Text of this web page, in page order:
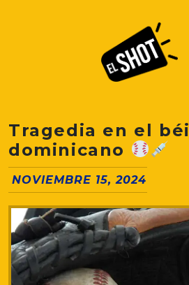
Tragedia en el
dominicano
NOVIEMBRE 15, 2024